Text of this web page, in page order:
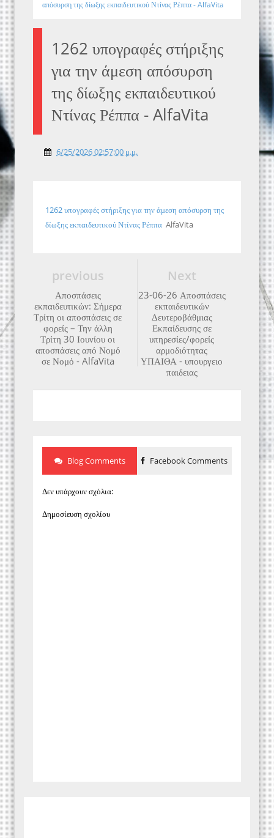
απόσυρση της δίωξης εκπαιδευτικού Ντίνας Ρέππα - AlfaVita
1262 υπογραφές στήριξης
για την άμεση απόσυρση
της δίωξης εκπαιδευτικού
Ντίνας Ρέππα - AlfaVita
6/25/2026 02:57:00 μ.μ.
1262 υπογραφές στήριξης για την άμεση απόσυρση της
δίωξης εκπαιδευτικού Ντίνας Ρέππα AlfaVita
Next
23-06-26 Αποσπάσεις
εκπαιδευτικών
Δευτεροβάθμιας
Εκπαίδευσης σε
υπηρεσίες/φορείς
αρμοδιότητας
ΥΠΑΙΘΑ - υπουργειο
παιδειας
previous
Αποσπάσεις
εκπαιδευτικών: Σήμερα
Τρίτη οι αποσπάσεις σε
φορείς – Την άλλη
Τρίτη 30 Ιουνίου οι
αποσπάσεις από Νομό
σε Νομό - AlfaVita
Blog Comments Facebook Comments
Δεν υπάρχουν σχόλια:
Δημοσίευση σχολίου